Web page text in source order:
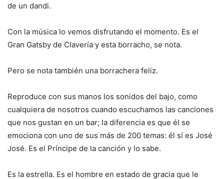
de un dandi.
Con la música lo vemos disfrutando el momento. Es el
Gran Gatsby de Clavería y esta borracho, se nota.
Pero se nota también una borrachera feliz.
Reproduce con sus manos los sonidos del bajo, como
cualquiera de nosotros cuando escuchamos las canciones
que nos gustan en un bar; la diferencia es que él se
emociona con uno de sus más de 200 temas: él sí es José
José. Es el Príncipe de la canción y lo sabe.
Es la estrella. Es el hombre en estado de gracia que le